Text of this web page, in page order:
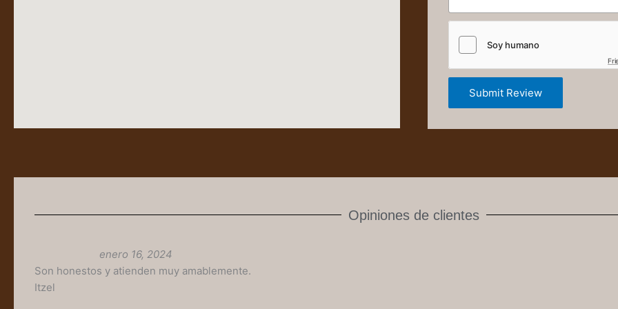
Submit Review
Opiniones de clientes
enero 16, 2024
Son honestos y atienden muy amablemente.
Itzel